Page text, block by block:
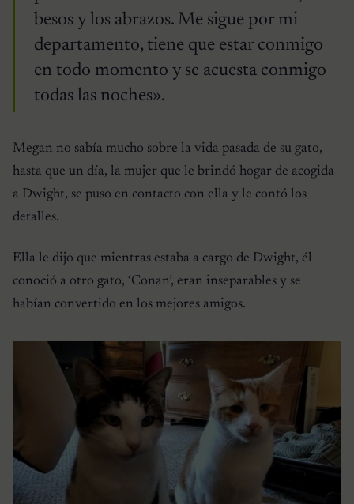
besos y los abrazos. Me sigue por mi
departamento, tiene que estar conmigo
en todo momento y se acuesta conmigo
todas las noches».
Megan no sabía mucho sobre la vida pasada de su gato,
hasta que un día, la mujer que le brindó hogar de acogida
a Dwight, se puso en contacto con ella y le contó los
detalles.
Ella le dijo que mientras estaba a cargo de Dwight, él
conoció a otro gato, ‘Conan’, eran inseparables y se
habían convertido en los mejores amigos.